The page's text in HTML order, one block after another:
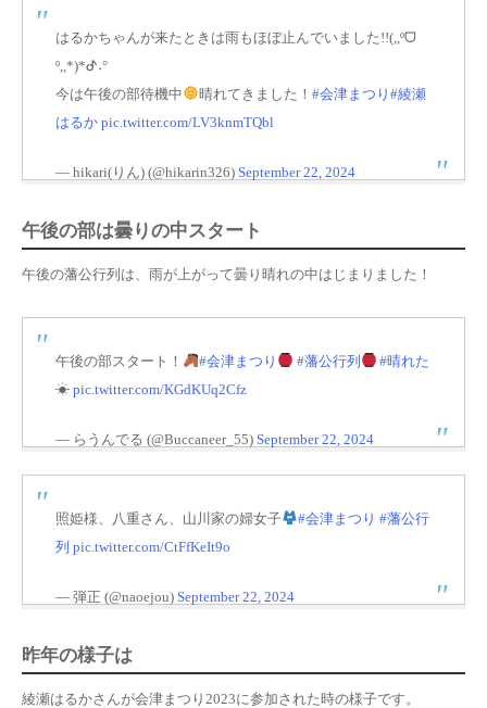
はるかちゃんが来たときは雨もほぼ止んでいました!!(,,ºᗜ​
º,,*)*ᕷ˖°
今は午後の部待機中
晴れてきました！ #会津まつり #綾瀬
はるか pic.twitter.com/LV3knmTQbl
— hikari(りん) (@hikarin326) September 22, 2024
午後の部は曇りの中スタート
午後の藩公行列は、雨が上がって曇り晴れの中はじまりました！
午後の部スタート！ #会津まつり #藩公行列
#晴れた
☀ pic.twitter.com/KGdKUq2Cfz
— らうんでる (@Buccaneer_55) September 22, 2024
照姫様、八重さん、山川家の婦女子 #会津まつり #藩公行
列 pic.twitter.com/CtFfKeIt9o
— 弾正 (@naoejou) September 22, 2024
昨年の様子は
綾瀬はるかさんが会津まつり2023に参加された時の様子です。